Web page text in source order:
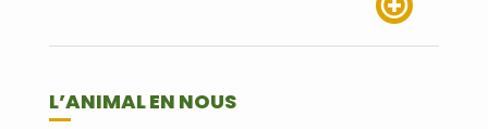
L’ANIMAL EN NOUS